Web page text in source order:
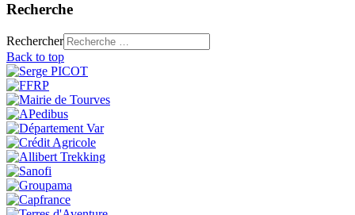
Recherche
Rechercher
Back to top